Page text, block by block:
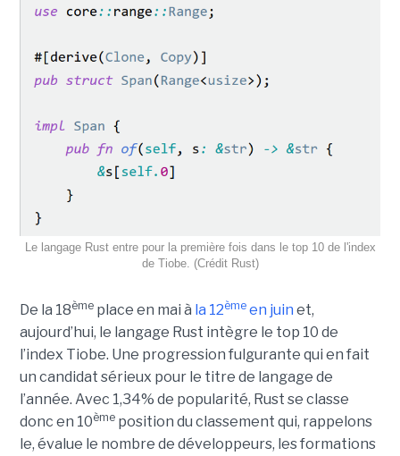
Le langage Rust entre pour la première fois dans le top 10 de l'index
de Tiobe. (Crédit Rust)
De la 18èmeplace en mai à la 12èmeen juin et,
aujourd’hui, le langage Rust intègre le top 10 de
l’index Tiobe. Une progression fulgurante qui en fait
un candidat sérieux pour le titre de langage de
l’année. Avec 1,34% de popularité, Rust se classe
donc en 10èmeposition du classement qui, rappelons
le, évalue le nombre de développeurs, les formations